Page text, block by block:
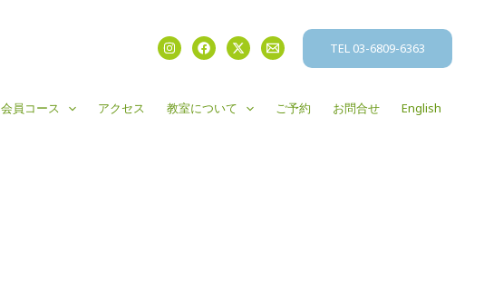
TEL 03-6809-6363
会員コース アクセス 教室について ご予約 お問合せ English